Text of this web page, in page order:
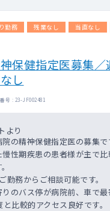
※当直無しの場合、隔離拘束当
◇内科常勤医がいますので、ダ
で、身体疾患のバックアップは
◇残業はほとんどございません
◇WISCやWAISも実施してお
体制もございます。
勤務 残業なし 当直なし
神保健指定医募集
し
号 : 23-JF002481
より
の精神保健指定医の募集で
慢性期疾患の患者様が主で
勤務からご相談可能です。
りのバス停が病院前、車で
比較的アクセス良好です。